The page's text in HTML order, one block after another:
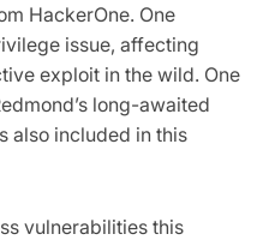
HackerOne. One
issue, affecting
exploit in the wild. One
long-awaited
also included in this
vulnerabilities this